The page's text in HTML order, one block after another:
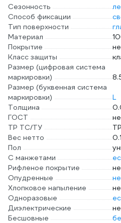
Сезонность
Способ фиксации
Тип поверхности
Материал
Покрытие
Класс защиты
Размер (цифровая система
маркировки)
Размер (буквенная система
маркировки)
L
Толщина
ГОСТ
ТР ТС/ТУ
Вес нетто
Пол
С манжетами
Рифленое покрытие
Опудренные
Хлопковое напыление
Одноразовые
Диэлектрические
Бесшовные